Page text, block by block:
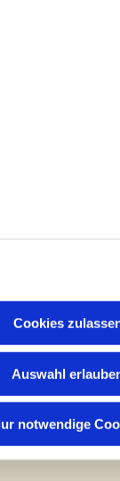
Cookies
Auswahl
notwendige
28 | 33803
28